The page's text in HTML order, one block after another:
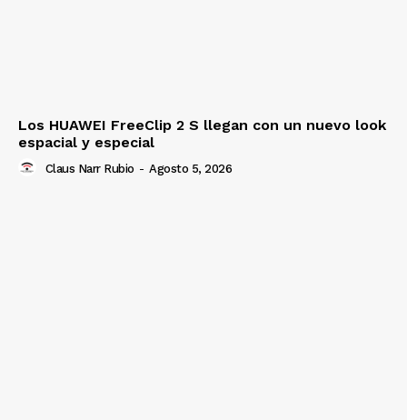
Los HUAWEI FreeClip 2 S llegan con un nuevo look
espacial y especial
Claus Narr Rubio - Agosto 5, 2026